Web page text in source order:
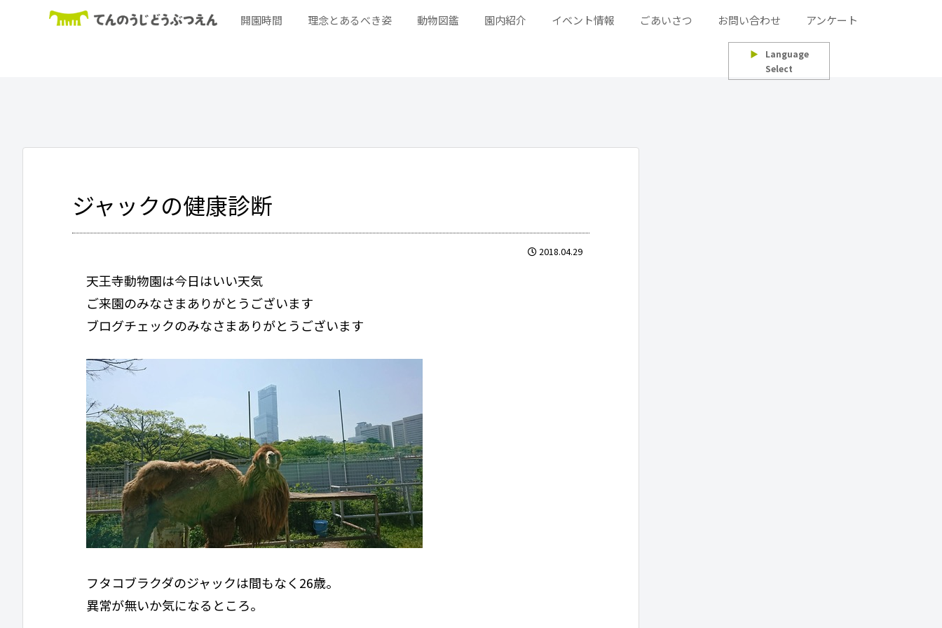
開園時間 理念とあるべき姿 動物図鑑 園内紹介 イベント情報 ごあいさつ お問い合わせ アンケート
▶
Language
Select
ジャックの健康診断
2018.04.29
天王寺動物園は今日はいい天気
ご来園のみなさまありがとうございます
ブログチェックのみなさまありがとうございます
フタコブラクダのジャックは間もなく26歳。
異常が無いか気になるところ。